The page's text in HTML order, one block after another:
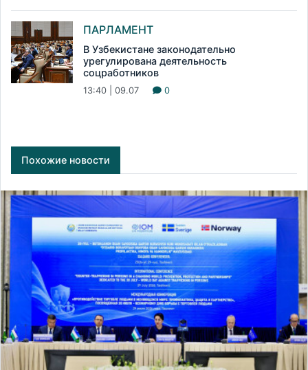
ПАРЛАМЕНТ
В Узбекистане законодательно
урегулирована деятельность
соцработников
13:40 | 09.07 0
Похожие новости